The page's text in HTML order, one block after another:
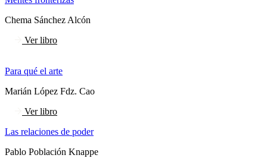
Chema Sánchez Alcón
Ver libro
Para qué el arte
Marián López Fdz. Cao
Ver libro
Las relaciones de poder
Pablo Población Knappe